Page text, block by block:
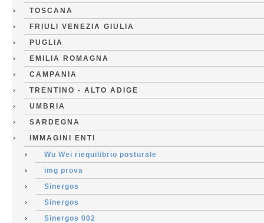
TOSCANA
FRIULI VENEZIA GIULIA
PUGLIA
EMILIA ROMAGNA
CAMPANIA
TRENTINO - ALTO ADIGE
UMBRIA
SARDEGNA
IMMAGINI ENTI
Wu Wei riequilibrio posturale
img prova
Sinergos
Sinergos
Sinergos 002